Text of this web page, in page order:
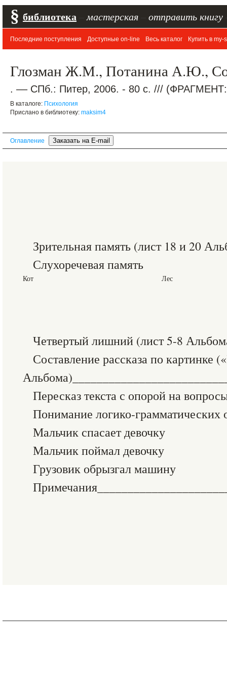
§ библиотека мастерская отправить книгу
Последние поступления Доступные on-line Весь каталог Купить в my-
Глозман Ж.М., Потанина А.Ю.,
. –– СПб.: Питер, 2006. - 80 с. /// (ФРАГМЕНТ:
В каталоге: Психология
Прислано в библиотеку: maksim4
Оглавление
Зрительная память (лист 18 и 20
Слухоречевая память
Кот Лес
Четвертый лишний (лист 5-8
Составление рассказа по
Пересказ текста с опорой на
Понимание логико-
Мальчик спасает девочку
Мальчик поймал девочку
Грузовик обрызгал машину